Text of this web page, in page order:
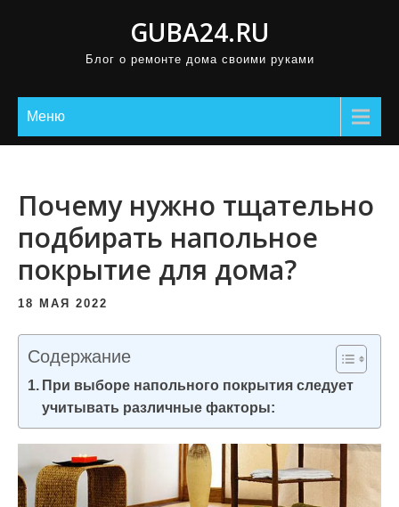
GUBA24.RU
Блог о ремонте дома своими руками
Меню
Почему нужно тщательно
подбирать напольное
покрытие для дома?
18 МАЯ 2022
Содержание
При выборе напольного покрытия следует
учитывать различные факторы: